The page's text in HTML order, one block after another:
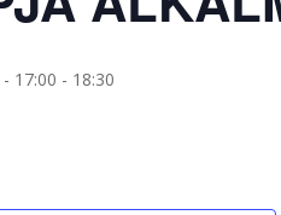
17:00 - 18:30